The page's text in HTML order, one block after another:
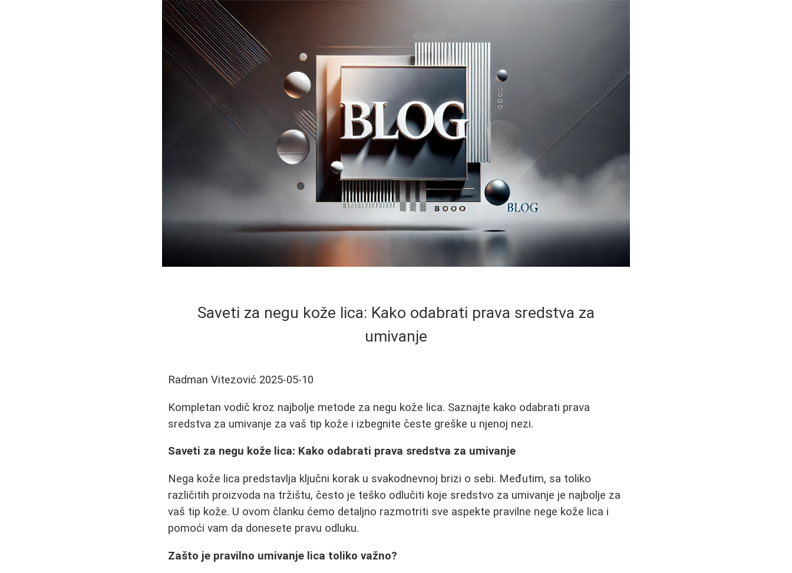
Saveti za negu kože lica: Kako odabrati prava sredstva za
umivanje
Radman Vitezović 2025-05-10
Kompletan vodič kroz najbolje metode za negu kože lica. Saznajte kako odabrati prava
sredstva za umivanje za vaš tip kože i izbegnite česte greške u njenoj nezi.
Saveti za negu kože lica: Kako odabrati prava sredstva za umivanje
Nega kože lica predstavlja ključni korak u svakodnevnoj brizi o sebi. Međutim, sa toliko
različitih proizvoda na tržištu, često je teško odlučiti koje sredstvo za umivanje je najbolje za
vaš tip kože. U ovom članku ćemo detaljno razmotriti sve aspekte pravilne nege kože lica i
pomoći vam da donesete pravu odluku.
Zašto je pravilno umivanje lica toliko važno?